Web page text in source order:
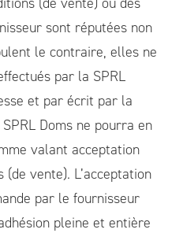
sont réputées non
le contraire, elles ne
par la SPRL
et par écrit par la
Doms ne pourra en
valant acceptation
vente). L’acceptation
par le fournisseur
pleine et entière